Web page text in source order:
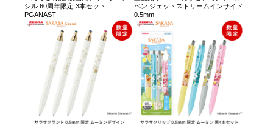
シル 60周年限定 3本セット
PGANAST
ペン ジェットストリームインサイド
0.5mm